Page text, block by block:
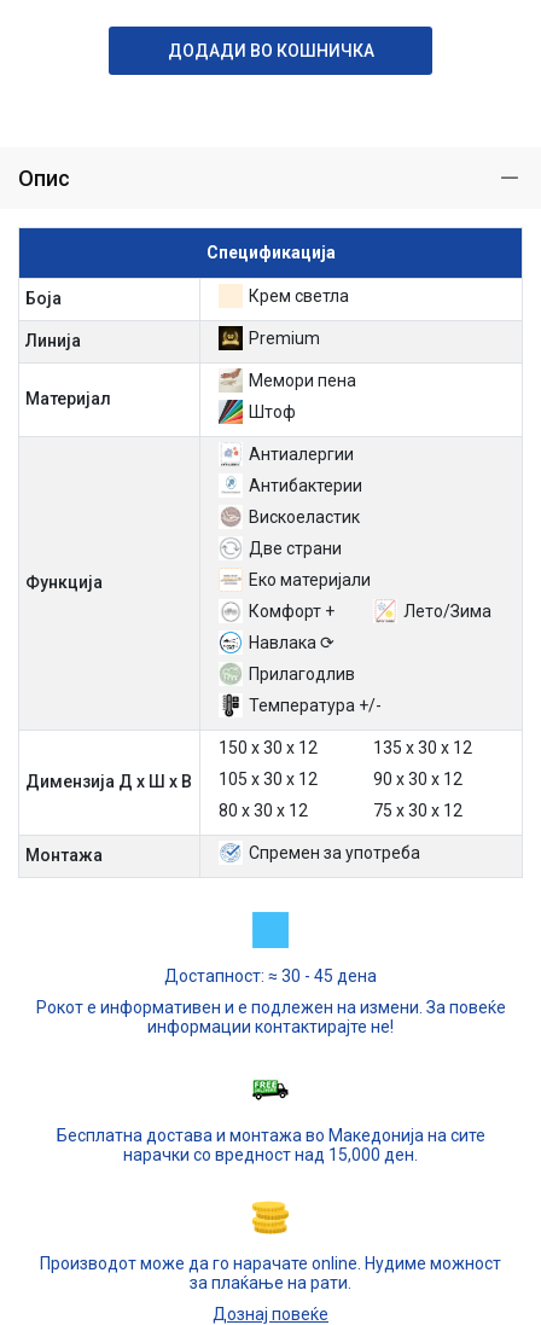
ДОДАДИ ВО КОШНИЧКА
Опис
Спецификација
Боја Крем светла
Линија Premium
Материјал
Мемори пена
Штоф
Функција
Антиалергии
Антибактерии
Вискоеластик
Две страни
Еко материјали
Комфорт +
Лето/Зима
Навлака ⟳
Прилагодлив
Температура +/-
Димензија Д х Ш х В
150 х 30 х 12
135 х 30 х 12
105 х 30 х 12
90 х 30 х 12
80 х 30 х 12
75 х 30 х 12
Mонтажа Спремен за употреба
Достапност: ≈ 30 - 45 дена
Рокот е информативен и е подлежен на измени. За повеќе
информации контактирајте не!
Бесплатна достава и монтажа во Македонија на сите
нарачки со вредност над 15,000 ден.
Производот може да го нарачате online. Нудиме можност
за плаќање на рати.
Дознај повеќе